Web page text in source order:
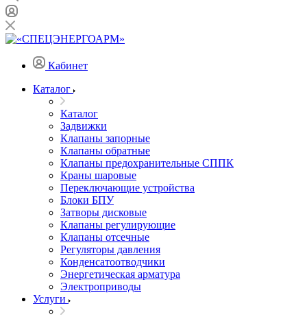
Кабинет
Каталог
Каталог
Задвижки
Клапаны запорные
Клапаны обратные
Клапаны предохранительные СППК
Краны шаровые
Переключающие устройства
Блоки БПУ
Затворы дисковые
Клапаны регулирующие
Клапаны отсечные
Регуляторы давления
Конденсатоотводчики
Энергетическая арматура
Электроприводы
Услуги